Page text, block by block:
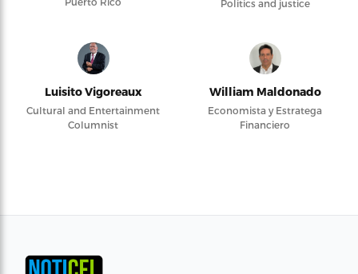
Politics and justice
Luisito Vigoreaux
Cultural and Entertainment
Columnist
William Maldonado
Economista y Estratega
Financiero